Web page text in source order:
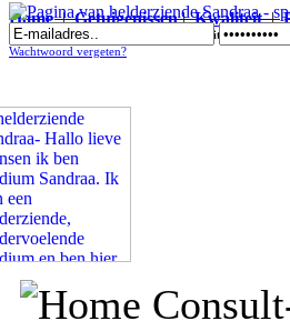
Home|Getuigenissen|Kwaliteit|
Pagina van helderziende Sandraa - specialiteit Medium
Wachtwoord vergeten?